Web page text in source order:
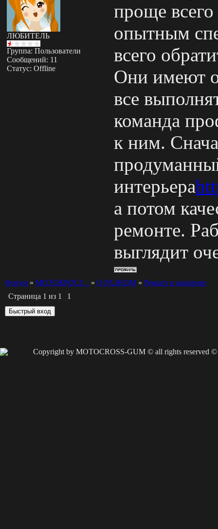
ЛЮБИТЕЛЬ
Группа: Пользователи
Сообщений: 11
Статус: Offline
проще всего
опытным
всего
Они имеют
все
команда
к ним.
интерьера
а потом
ремонте.
выглядит
Форум » МОТОКРОСС : » О РАЗНОМ » Ремонт в квартире
Страница 1 из 1 1
Copyright by MOTOCROSS-GUM © all rights reserved